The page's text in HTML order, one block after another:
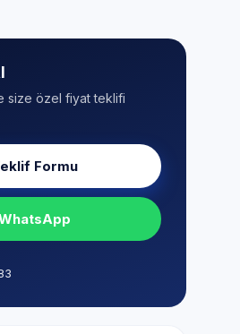
size özel fiyat teklifi
Formu